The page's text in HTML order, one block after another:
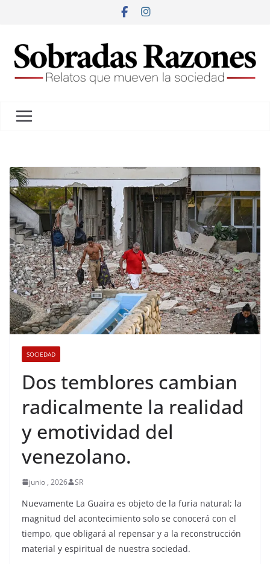
SOCIEDAD
Dos temblores cambian
radicalmente la realidad
y emotividad del
venezolano.
junio , 2026 SR
Nuevamente La Guaira es objeto de la furia natural; la
magnitud del acontecimiento solo se conocerá con el
tiempo, que obligará al repensar y a la reconstrucción
material y espiritual de nuestra sociedad.